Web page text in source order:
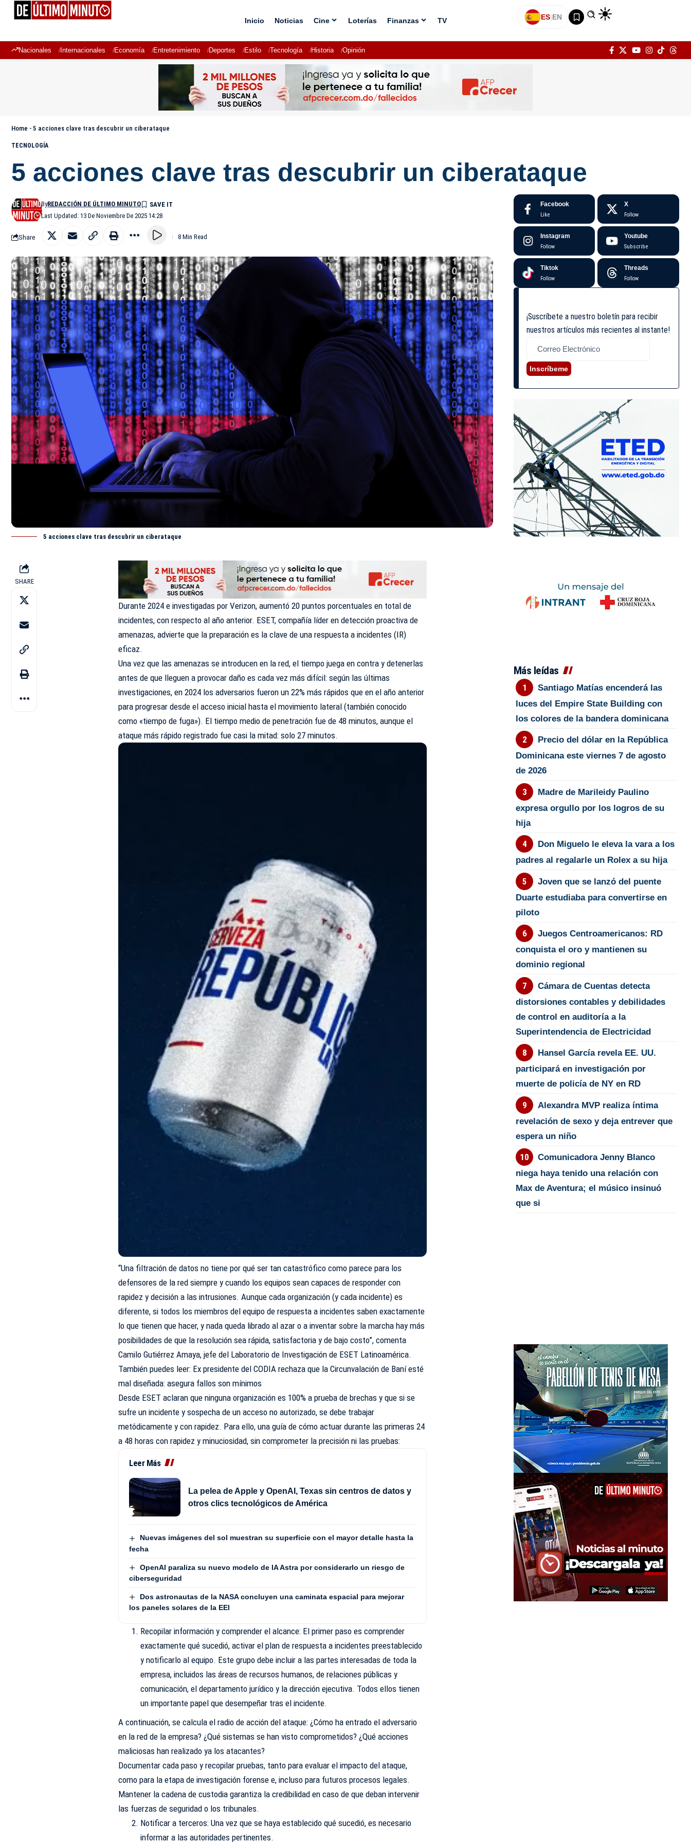
Inicio Noticias Cine Loterías Finanzas TV ES|EN
Nacionales Internacionales Economía Entretenimiento Deportes Estilo Tecnología Historia Opinión
Home - 5 acciones clave tras descubrir un ciberataque
TECNOLOGÍA
5 acciones clave tras descubrir un ciberataque
Last Updated: 13 De Noviembre De 2025 14:28
ByREDACCIÓN DE ÚLTIMO MINUTO
Share 8 Min Read
5 acciones clave tras descubrir un ciberataque
SHARE
Durante 2024 e investigadas por Verizon, aumentó 20 puntos porcentuales en total de
incidentes, con respecto al año anterior. ESET, compañía líder en detección proactiva de
amenazas, advierte que la preparación es la clave deuna respuesta a incidentes(IR)
eficaz.
Una vez que las amenazas se introducen en la red, el tiempo juega en contra y detenerlas
antes de que lleguen a provocar daño es cada vez más difícil: según las últimas
investigaciones, en 2024 los adversarios fueron un 22% más rápidos que en el año anterior
para progresar desde el acceso inicial hasta el movimiento lateral (también conocido
como «tiempo de fuga»). El tiempo medio de penetración fue de 48 minutos, aunque el
ataque más rápido registrado fue casi la mitad: solo 27 minutos.
“Una filtración de datos no tiene por qué ser tan catastrófico como parece para los
defensores de la red siempre y cuando los equipos sean capaces de responder con
rapidez y decisión a las intrusiones. Aunque cada organización (y cada incidente) es
diferente, si todos los miembros del equipo de respuesta a incidentes saben exactamente
lo que tienen que hacer, y nada queda librado al azar o a inventar sobre la marcha hay más
posibilidades de que la resolución sea rápida, satisfactoria y de bajo costo”, comenta
Camilo Gutiérrez Amaya, jefe del Laboratorio de Investigación de ESET Latinoamérica.
También puedes leer: Ex presidente del CODIA rechaza que la Circunvalación de Baní esté
mal diseñada: asegura fallos son mínimos
Desde ESET aclaran que ninguna organización es 100% a prueba de brechas y que si se
sufre un incidente y sospecha de un acceso no autorizado, se debe trabajar
metódicamente y con rapidez. Para ello, una guía de cómo actuar durante las primeras 24
a 48 horas con rapidez y minuciosidad, sin comprometer la precisión ni las pruebas:
Leer Más
La pelea de Apple y OpenAI, Texas sin centros de datos y
otros clics tecnológicos de América
Nuevas imágenes del sol muestran su superficie con el mayor detalle hasta la
fecha
OpenAI paraliza su nuevo modelo de IA Astra por considerarlo un riesgo de
ciberseguridad
Dos astronautas de la NASA concluyen una caminata espacial para mejorar
los paneles solares de la EEI
Recopilar información y comprender el alcance: El primer paso es comprender
exactamente qué sucedió, activar el plan de respuesta a incidentes preestablecido
y notificarlo al equipo. Este grupo debe incluir a las partes interesadas de toda la
empresa, incluidos las áreas de recursos humanos, de relaciones públicas y
comunicación, el departamento jurídico y la dirección ejecutiva. Todos ellos tienen
un importante papel que desempeñar tras el incidente.
A continuación, se calcula el radio de acción del ataque: ¿Cómo ha entrado el adversario
en la red de la empresa? ¿Qué sistemas se han visto comprometidos? ¿Qué acciones
maliciosas han realizado ya los atacantes?
Documentar cada paso y recopilar pruebas, tanto para evaluar el impacto del ataque,
como para la etapa de investigación forense e, incluso para futuros procesos legales.
Mantener la cadena de custodia garantiza la credibilidad en caso de que deban intervenir
las fuerzas de seguridad o los tribunales.
Notificar a terceros: Una vez que se haya establecido qué sucedió, es necesario
informar a las autoridades pertinentes.
Facebook
Like
X
Follow
Instagram
Follow
Youtube
Subscribe
Tiktok
Follow
Threads
Follow
¡Suscríbete a nuestro boletín para recibir
nuestros artículos más recientes al instante!
Inscríbeme
Más leídas
Santiago Matías encenderá las
luces del Empire State Building con
los colores de la bandera dominicana
Precio del dólar en la República
Dominicana este viernes 7 de agosto
de 2026
Madre de Marileidy Paulino
expresa orgullo por los logros de su
hija
Don Miguelo le eleva la vara a los
padres al regalarle un Rolex a su hija
Joven que se lanzó del puente
Duarte estudiaba para convertirse en
piloto
Juegos Centroamericanos: RD
conquista el oro y mantienen su
dominio regional
Cámara de Cuentas detecta
distorsiones contables y debilidades
de control en auditoría a la
Superintendencia de Electricidad
Hansel García revela EE. UU.
participará en investigación por
muerte de policía de NY en RD
Alexandra MVP realiza íntima
revelación de sexo y deja entrever que
espera un niño
Comunicadora Jenny Blanco
niega haya tenido una relación con
Max de Aventura; el músico insinuó
que si